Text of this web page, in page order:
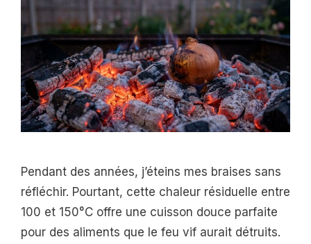
Pendant des années, j’éteins mes braises sans
réfléchir. Pourtant, cette chaleur résiduelle entre
100 et 150°C offre une cuisson douce parfaite
pour des aliments que le feu vif aurait détruits.